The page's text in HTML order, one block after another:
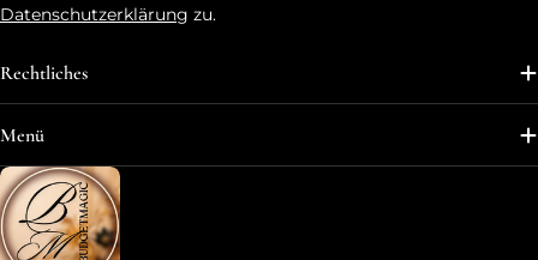
Datenschutzerklärung zu.
Rechtliches
Menü